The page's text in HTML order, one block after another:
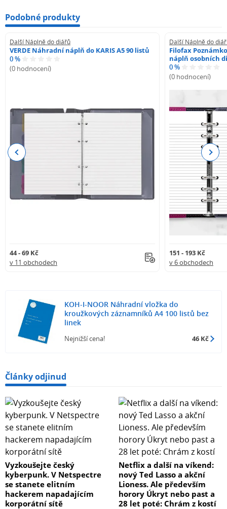
Podobné produkty
Další Náplně do diářů
VERDE Náhradní náplň do KARIS A5 90 listů
0 %
(0 hodnocení)
44 - 69 Kč
v 11 obchodech
Další Náplně do
Filofax
náplň osobních
0 %
(0 hodnocení)
151 - 193 Kč
v 6 obchodech
Previous Next
KOH-I-NOOR Náhradní vložka do
kroužkových záznamníků A4 100 listů bez
linek
Nejnižší cena! 46 Kč
Články odjinud
Vyzkoušejte český
kyberpunk. V Netspectre
se stanete elitním
hackerem napadajícím
korporátní sítě
Netflix a další na víkend:
nový Ted Lasso a akční
Lioness. Ale především
horory Úkryt nebo past a
28 let poté: Chrám z kostí